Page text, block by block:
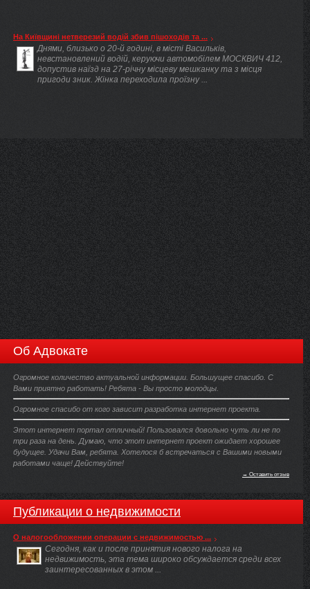
На Київщині нетверезий водій збив пішоходів та ...
Днями, близько о 20-й годині, в місті Васильків,
невстановлений водій, керуючи автомобілем МОСКВИЧ 412,
допустив наїзд на 27-річну місцеву мешканку та з місця
пригоди зник. Жінка переходила проїзну ...
Об Адвокате
Огромное количество актуальной информации. Большущее спасибо. С
Вами приятно работать! Ребята - Вы просто молодцы.
Огромное спасибо от кого зависит разработка интернет проекта.
Этот интернет портал отличный! Пользовался довольно чуть ли не по
три раза на день. Думаю, что этот интернет проект ожидает хорошее
будущее. Удачи Вам, ребята. Хотелося б встречаться с Вашими новыми
работами чаще! Действуйте!
→ Оставить отзыв
Публикации о недвижимости
О налогообложении операции с недвижимостью ...
Сегодня, как и после принятия нового налога на
недвижимость, эта тема широко обсуждается среди всех
заинтересованных в этом ...